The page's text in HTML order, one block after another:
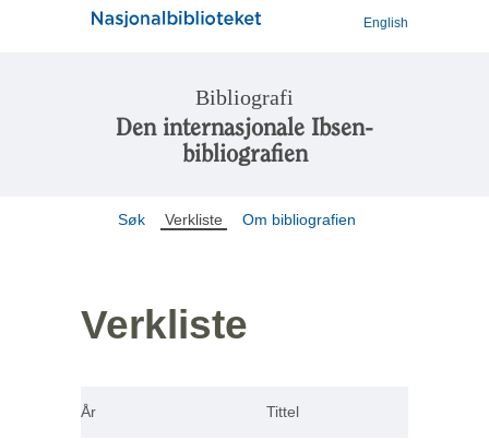
English
Bibliografi
Den internasjonale Ibsen-
bibliografien
Søk Verkliste Om bibliografien
Verkliste
År Tittel